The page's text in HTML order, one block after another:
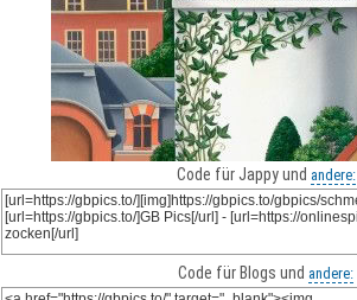
Code für Jappy und andere:
Code für Blogs und andere: